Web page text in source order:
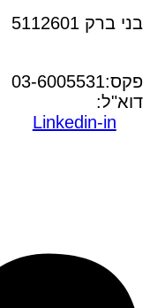
בני ברק 5112601
פקס:03-6005531
דוא"ל:
Linkedin-in